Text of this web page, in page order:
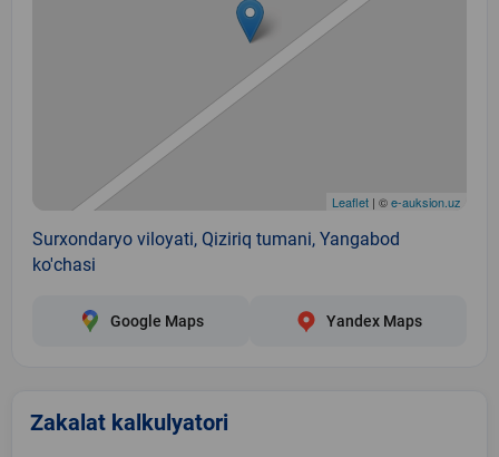
Leaflet | ©e-auksion.uz
Surxondaryo viloyati, Qiziriq tumani, Yangabod
ko'chasi
Google Maps Yandex Maps
Zakalat kalkulyatori